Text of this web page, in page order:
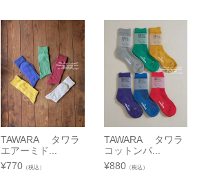
TAWARA タワラ
エアーミド...
¥770 （税込）
TAWARA タワラ
コットンパ...
¥880（税込）